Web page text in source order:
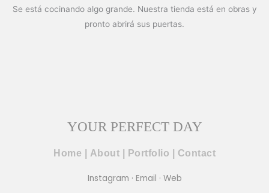
Se está cocinando algo grande. Nuestra tienda está en obras y
pronto abrirá sus puertas.
YOUR PERFECT DAY
Home About Portfolio Contact
Instagram · Email · Web